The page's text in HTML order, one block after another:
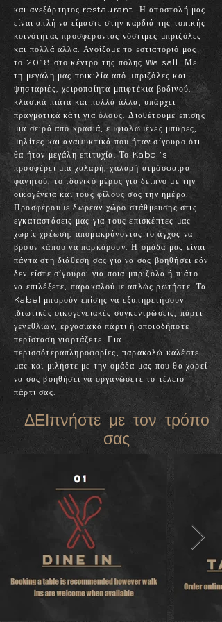
και ανεξάρτητος restaurant. Η αποστολή μας
είναι απλή να είμαστε στην καρδιά της τοπικής
κοινότητας προσφέροντας νόστιμες μπριζόλες
και πολλά άλλα. Ανοίξαμε το εστιατόριό μας
το 2018 στο κέντρο της πόλης Walsall. Με
τη μεγάλη μας ποικιλία από μπριζόλες και
ψησταριές, χειροποίητα μπιφτέκια βοδινού,
κλασικά πιάτα και πολλά άλλα, υπάρχει
πραγματικά κάτι για όλους. Διαθέτουμε επίσης
μια σειρά από κρασιά, εμφιαλωμένες μπύρες,
μηλίτες και αναψυκτικά που ήταν σίγουρο ότι
θα ήταν μεγάλη επιτυχία. Το Kabel's
προσφέρει μια χαλαρή, χαλαρή ατμόσφαιρα
φαγητού, το ιδανικό μέρος για δείπνο με την
οικογένεια και τους φίλους σας την ημέρα.
Προσφέρουμε δωρεάν χώρο στάθμευσης στις
εγκαταστάσεις μας για τους επισκέπτες μας
χωρίς χρέωση, απομακρύνοντας το άγχος να
βρουν κάπου να παρκάρουν. Η ομάδα μας είναι
πάντα στη διάθεσή σας για να σας βοηθήσει εάν
δεν είστε σίγουροι για ποια μπριζόλα ή πιάτο
να επιλέξετε, παρακαλούμε απλώς ρωτήστε. Τα
Kabel μπορούν επίσης να εξυπηρετήσουν
ιδιωτικές οικογενειακές συγκεντρώσεις, πάρτι
γενεθλίων, εργασιακά πάρτι ή οποιαδήποτε
περίσταση γιορτάζετε. Για
περισσότεραπληροφορίες, παρακαλώ καλέστε
μας και μιλήστε με την ομάδα μας που θα χαρεί
να σας βοηθήσει να οργανώσετε το τέλειο
πάρτι σας.
ΔΕΙπνήστε με τον τρόπο
σας